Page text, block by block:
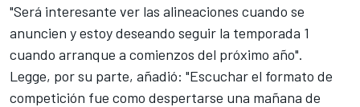
"Será interesante ver las alineaciones cuando se
anuncien y estoy deseando seguir la temporada 1
cuando arranque a comienzos del próximo año".
Legge, por su parte, añadió: "Escuchar el formato de
competición fue como despertarse una mañana de